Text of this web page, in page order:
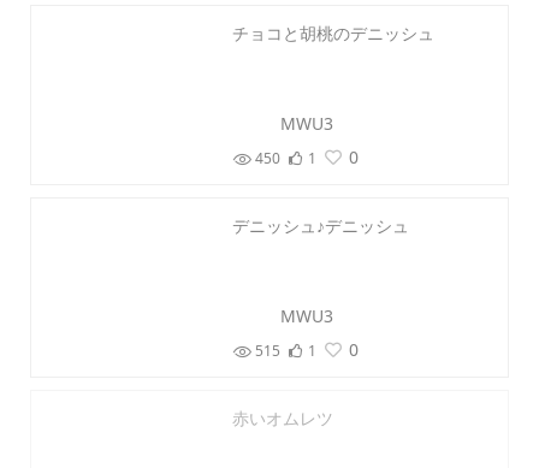
チョコと胡桃のデニッシュ
MWU3
450 1 0
デニッシュ♪デニッシュ
MWU3
515 1 0
赤いオムレツ